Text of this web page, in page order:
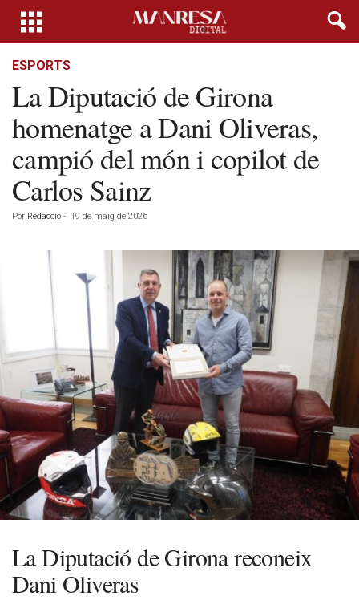
ESPORTS
La Diputació de Girona
homenatge a Dani Oliveras,
campió del món i copilot de
Carlos Sainz
Por Redacció - 19 de maig de 2026
La Diputació de Girona reconeix
Dani Oliveras